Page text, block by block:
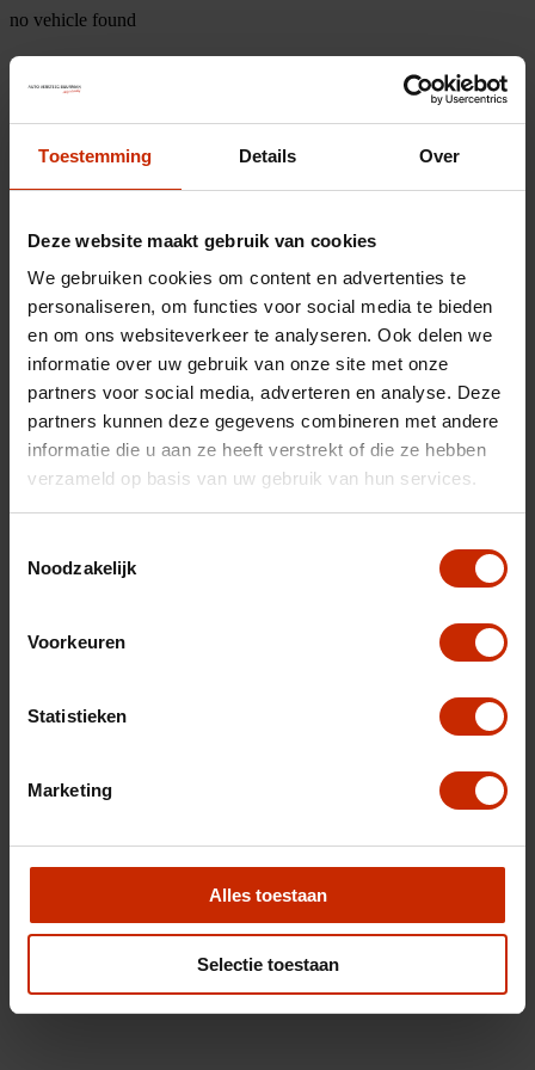
Toestemming Details Over
Deze website maakt gebruik van cookies
We gebruiken cookies om content en advertenties te
personaliseren, om functies voor social media te bieden
en om ons websiteverkeer te analyseren. Ook delen we
informatie over uw gebruik van onze site met onze
partners voor social media, adverteren en analyse. Deze
partners kunnen deze gegevens combineren met andere
informatie die u aan ze heeft verstrekt of die ze hebben
verzameld op basis van uw gebruik van hun services.
Noodzakelijk
Voorkeuren
Statistieken
Marketing
Alles toestaan
Selectie toestaan
no vehicle found